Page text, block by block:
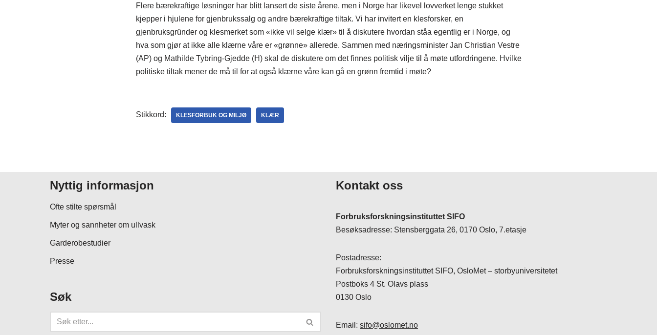
Flere bærekraftige løsninger har blitt lansert de siste årene, men i Norge har likevel lovverket lenge stukket
kjepper i hjulene for gjenbrukssalg og andre bærekraftige tiltak. Vi har invitert en klesforsker, en
gjenbruksgründer og klesmerket som «ikke vil selge klær» til å diskutere hvordan ståa egentlig er i Norge, og
hva som gjør at ikke alle klærne våre er «grønne» allerede. Sammen med næringsminister Jan Christian Vestre
(AP) og Mathilde Tybring-Gjedde (H) skal de diskutere om det finnes politisk vilje til å møte utfordringene. Hvilke
politiske tiltak mener de må til for at også klærne våre kan gå en grønn fremtid i møte?
Stikkord: KLESFORBUK OG MILJØ KLÆR
Nyttig informasjon
Ofte stilte spørsmål
Myter og sannheter om ullvask
Garderobestudier
Presse
Søk
Kontakt oss
Forbruksforskningsinstituttet SIFO
Besøksadresse: Stensberggata 26, 0170 Oslo, 7.etasje
Postadresse:
Forbruksforskningsinstituttet SIFO, OsloMet – storbyuniversitetet
Postboks 4 St. Olavs plass
0130 Oslo
Email: sifo@oslomet.no